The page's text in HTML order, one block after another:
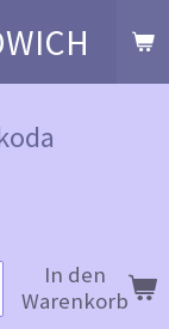
In den
Warenkorb